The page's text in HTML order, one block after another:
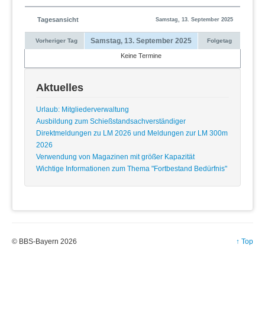
Tagesansicht Samstag, 13. September 2025
Vorheriger Tag Samstag, 13. September 2025 Folgetag
Keine Termine
Aktuelles
Urlaub: Mitgliederverwaltung
Ausbildung zum Schießstandsachverständiger
Direktmeldungen zu LM 2026 und Meldungen zur LM 300m
2026
Verwendung von Magazinen mit größer Kapazität
Wichtige Informationen zum Thema "Fortbestand Bedürfnis"
↑ Top
© BBS-Bayern 2026